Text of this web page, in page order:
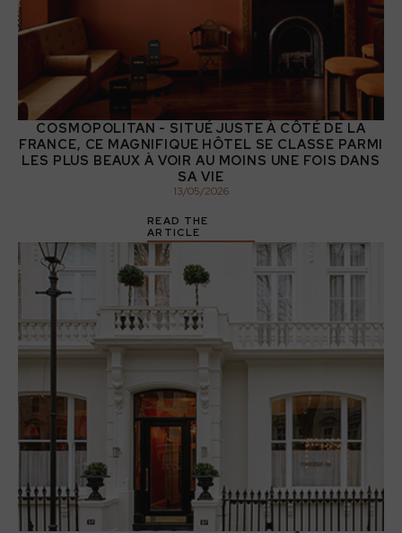
COSMOPOLITAN - SITUÉ JUSTE À CÔTÉ DE LA
FRANCE, CE MAGNIFIQUE HÔTEL SE CLASSE PARMI
LES PLUS BEAUX À VOIR AU MOINS UNE FOIS DANS
SA VIE
13/05/2026
READ THE
ARTICLE